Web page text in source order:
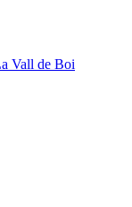
Vall de Boi